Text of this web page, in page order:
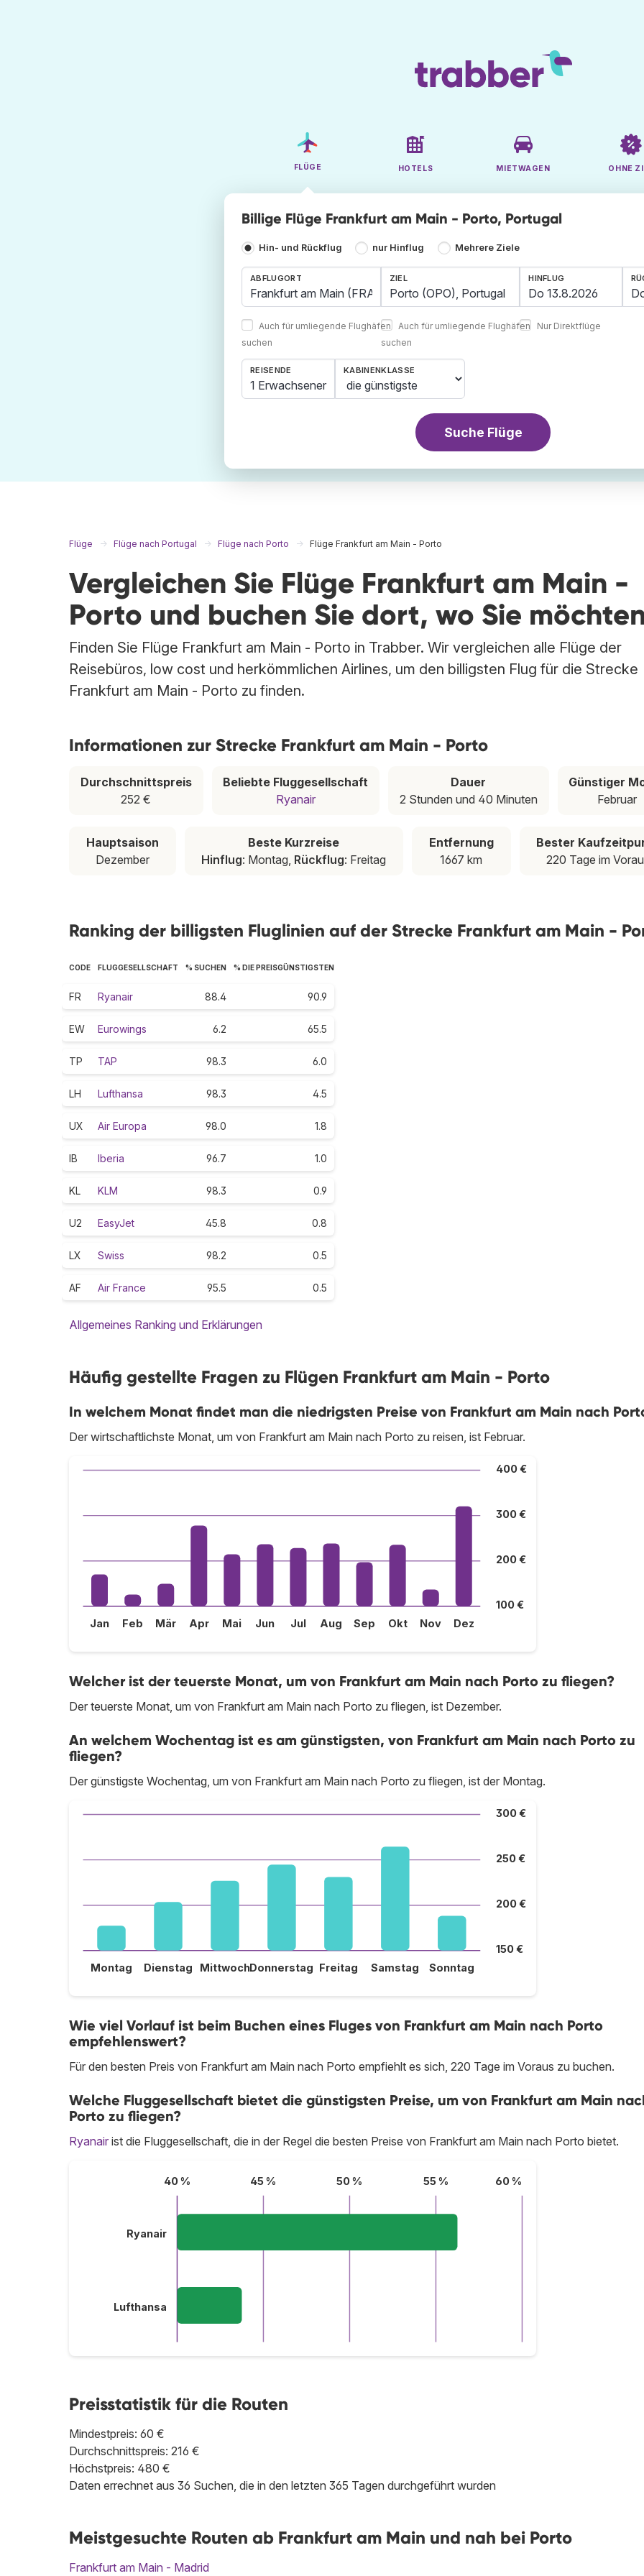
FLÜGE HOTELS MIETWAGEN OHNE
Billige Flüge Frankfurt am Main - Porto, Portugal
Hin- und Rückflug nur Hinflug Mehrere Ziele
ABFLUGORT
Auch für umliegende Flughäfen
suchen
ZIEL
Auch für umliegende Flughäfen
suchen
HINFLUG
Nur Direktflüge
REISENDE
1 Erwachsener
KABINENKLASSE
Suche Flüge
Flüge Flüge nach Portugal Flüge nach Porto Flüge Frankfurt am Main - Porto
Vergleichen Sie Flüge Frankfurt am Main -
Porto und buchen Sie dort, wo Sie
Finden Sie Flüge Frankfurt am Main - Porto in Trabber. Wir vergleichen alle Flüge der
Reisebüros, low cost und herkömmlichen Airlines, um den billigsten Flug für die Strecke
Frankfurt am Main - Porto zu finden.
Informationen zur Strecke Frankfurt am Main - Porto
Durchschnittspreis
252 €
Beliebte Fluggesellschaft
Ryanair
Dauer
2 Stunden und 40 Minuten
Günstiger
Februar
Hauptsaison
Dezember
Beste Kurzreise
Hinflug: Montag, Rückflug: Freitag
Entfernung
1667 km
Bester
220 Tage im
Ranking der billigsten Fluglinien auf der Strecke Frankfurt am Main -
CODE FLUGGESELLSCHAFT % SUCHEN % DIE PREISGÜNSTIGSTEN
FR Ryanair 88.4 90.9
EW Eurowings 6.2 65.5
TP TAP 98.3 6.0
LH Lufthansa 98.3 4.5
UX Air Europa 98.0 1.8
IB Iberia 96.7 1.0
KL KLM 98.3 0.9
U2 EasyJet 45.8 0.8
LX Swiss 98.2 0.5
AF Air France 95.5 0.5
Allgemeines Ranking und Erklärungen
Häufig gestellte Fragen zu Flügen Frankfurt am Main - Porto
In welchem Monat findet man die niedrigsten Preise von Frankfurt am Main nach
Der wirtschaftlichste Monat, um von Frankfurt am Main nach Porto zu reisen, ist Februar.
100 €
200 €
300 €
400 €
Jan Feb Mär Apr Mai Jun Jul Aug Sep Okt Nov Dez
Welcher ist der teuerste Monat, um von Frankfurt am Main nach Porto zu fliegen?
Der teuerste Monat, um von Frankfurt am Main nach Porto zu fliegen, ist Dezember.
An welchem Wochentag ist es am günstigsten, von Frankfurt am Main nach Porto zu
fliegen?
Der günstigste Wochentag, um von Frankfurt am Main nach Porto zu fliegen, ist der Montag.
150 €
200 €
250 €
300 €
Montag Dienstag MittwochDonnerstag Freitag Samstag Sonntag
Wie viel Vorlauf ist beim Buchen eines Fluges von Frankfurt am Main nach Porto
empfehlenswert?
Für den besten Preis von Frankfurt am Main nach Porto empfiehlt es sich, 220 Tage im Voraus zu buchen.
Welche Fluggesellschaft bietet die günstigsten Preise, um von Frankfurt am Main
Porto zu fliegen?
Ryanair ist die Fluggesellschaft, die in der Regel die besten Preise von Frankfurt am Main nach Porto bietet.
40 % 45 % 50 % 55 % 60 %
Ryanair
Lufthansa
Preisstatistik für die Routen
Mindestpreis: 60 €
Durchschnittspreis: 216 €
Höchstpreis: 480 €
Daten errechnet aus 36 Suchen, die in den letzten 365 Tagen durchgeführt wurden
Meistgesuchte Routen ab Frankfurt am Main und nah bei Porto
Frankfurt am Main - Madrid